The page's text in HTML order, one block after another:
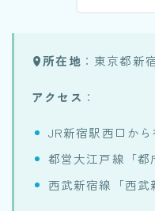
所在地 ：東京都新
アクセス ：
JR新宿駅西口か
都営大江戸線「都
西武新宿線「西武